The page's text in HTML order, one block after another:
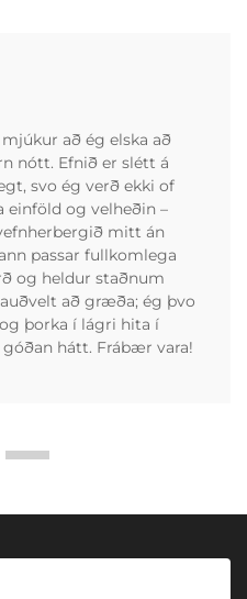
að ég elska að
nótt. Efnið er slétt á
svo ég verð ekki of
einföld og velheðin –
mitt án
passar fullkomlega
og heldur staðnum
að græða; ég þvo
þorka í lágri hita í
hátt. Frábær vara!